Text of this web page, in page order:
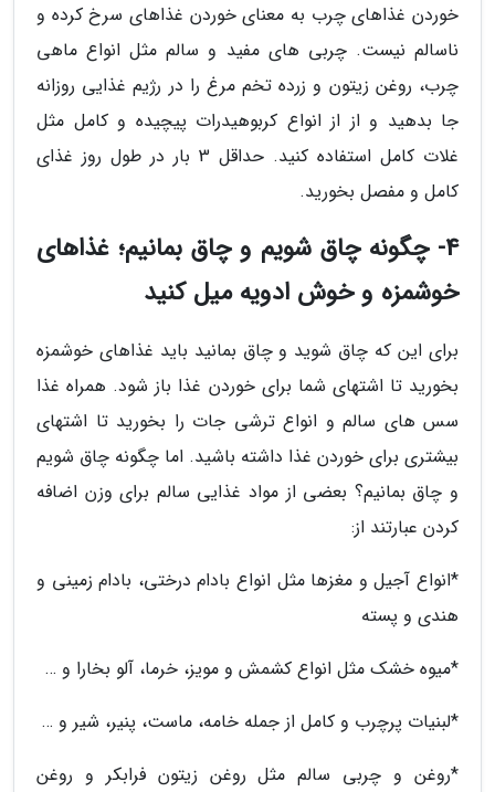
خوردن غذاهای چرب به معنای خوردن غذاهای سرخ کرده و
ناسالم نیست. چربی های مفید و سالم مثل انواع ماهی
چرب، روغن زیتون و زرده تخم مرغ را در رژیم غذایی روزانه
جا بدهید و از از انواع کربوهیدرات پیچیده و کامل مثل
غلات کامل استفاده کنید. حداقل 3 بار در طول روز غذای
کامل و مفصل بخورید.
4- چگونه چاق شویم و چاق بمانیم؛ غذاهای
خوشمزه و خوش ادویه میل کنید
برای این که چاق شوید و چاق بمانید باید غذاهای خوشمزه
بخورید تا اشتهای شما برای خوردن غذا باز شود. همراه غذا
سس های سالم و انواع ترشی جات را بخورید تا اشتهای
بیشتری برای خوردن غذا داشته باشید. اما چگونه چاق شویم
و چاق بمانیم؟ بعضی از مواد غذایی سالم برای وزن اضافه
کردن عبارتند از:
*انواع آجیل و مغزها مثل انواع بادام درختی، بادام زمینی و
هندی و پسته
*میوه خشک مثل انواع کشمش و مویز، خرما، آلو بخارا و …
*لبنیات پرچرب و کامل از جمله خامه، ماست، پنیر، شیر و …
*روغن و چربی سالم مثل روغن زیتون فرابکر و روغن